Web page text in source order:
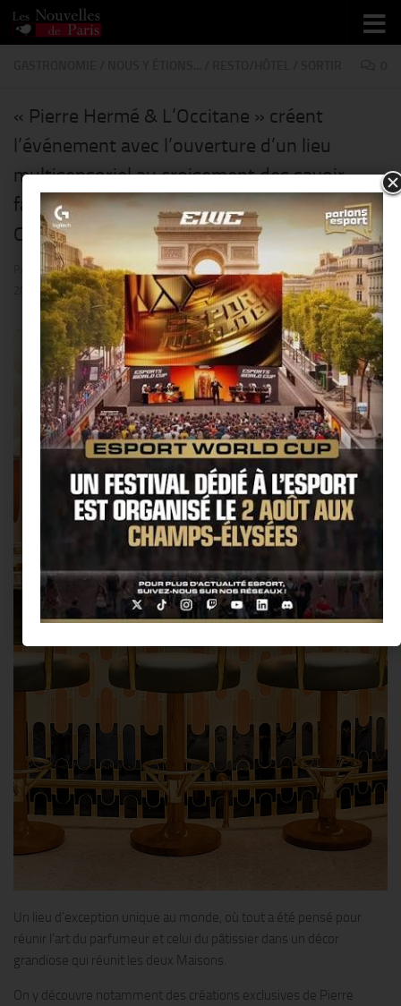
Skip to content
« Pierre Hermé & L’Occitane » créent
l’événement avec l’ouverture d’un lieu
multisensoriel au croisement des savoir-
faire de ces deux grandes Maisons @ Le 86
Champs !!
THIERRY KER · PUBLIÉ 20 DÉCEMBRE 2017· MIS À JOUR19 JANVIER
Un lieu d’exception unique au monde, où tout a été pensé pour
réunir l’art du parfumeur et celui du pâtissier dans un décor
grandiose qui réunit les deux Maisons.
On y découvre notamment des créations exclusives de Pierre